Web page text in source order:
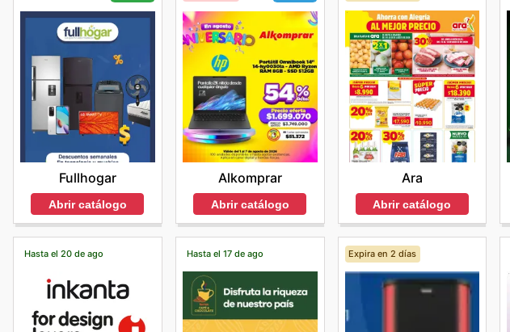
Fullhogar
Abrir catálogo
Alkomprar
Abrir catálogo
Ara
Abrir catálogo
Hasta el 20 de ago Hasta el 17 de ago Expira en 2 días